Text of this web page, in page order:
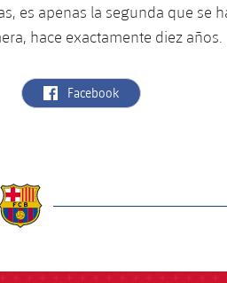
es apenas la segunda que se
hace exactamente diez años.
label.aria.facebook
Facebook